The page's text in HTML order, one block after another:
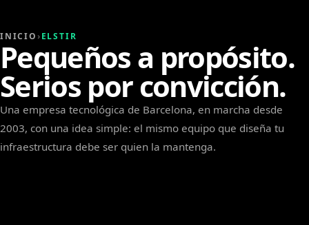
INICIO ›ELSTIR
Pequeños a propósito.
Serios por convicción.
Una empresa tecnológica de Barcelona, en marcha desde
2003, con una idea simple: el mismo equipo que diseña tu
infraestructura debe ser quien la mantenga.